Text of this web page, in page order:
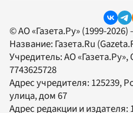
© АО «Газета.Ру» (1999-
Название: Газета.Ru
Учредитель:АО «Газета.Ру»,
7743625728
Адрес учредителя: 125239,
улица, дом 67
Адрес редакции и издателя: